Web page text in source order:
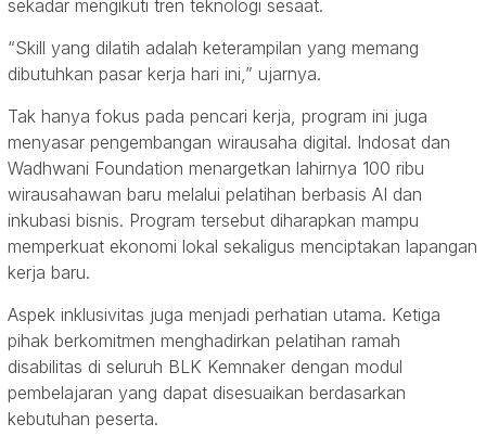
sekadar mengikuti tren teknologi sesaat.
“Skill yang dilatih adalah keterampilan yang memang
dibutuhkan pasar kerja hari ini,” ujarnya.
Tak hanya fokus pada pencari kerja, program ini juga
menyasar pengembangan wirausaha digital. Indosat dan
Wadhwani Foundation menargetkan lahirnya 100 ribu
wirausahawan baru melalui pelatihan berbasis AI dan
inkubasi bisnis. Program tersebut diharapkan mampu
memperkuat ekonomi lokal sekaligus menciptakan lapangan
kerja baru.
Aspek inklusivitas juga menjadi perhatian utama. Ketiga
pihak berkomitmen menghadirkan pelatihan ramah
disabilitas di seluruh BLK Kemnaker dengan modul
pembelajaran yang dapat disesuaikan berdasarkan
kebutuhan peserta.